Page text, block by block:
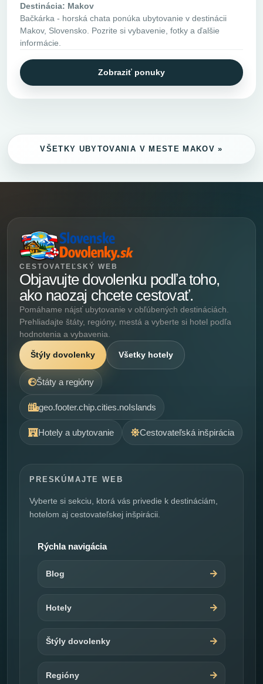
Destinácia: Makov
Bačkárka - horská chata ponúka ubytovanie v destinácii
Makov, Slovensko. Pozrite si vybavenie, fotky a ďalšie
informácie.
Zobraziť ponuky
VŠETKY UBYTOVANIA V MESTE MAKOV »
CESTOVATEĽSKÝ WEB
Objavujte dovolenku podľa toho,
ako naozaj chcete cestovať.
Pomáhame nájsť ubytovanie v obľúbených destináciách.
Prehliadajte štáty, regióny, mestá a vyberte si hotel podľa
hodnotenia a vybavenia.
Štýly dovolenky Všetky hotely
Štáty a regióny
geo.footer.chip.cities.noIslands
Hotely a ubytovanie Cestovateľská inšpirácia
PRESKÚMAJTE WEB
Vyberte si sekciu, ktorá vás privedie k destináciám,
hotelom aj cestovateľskej inšpirácii.
Rýchla navigácia
Blog
Hotely
Štýly dovolenky
Regióny